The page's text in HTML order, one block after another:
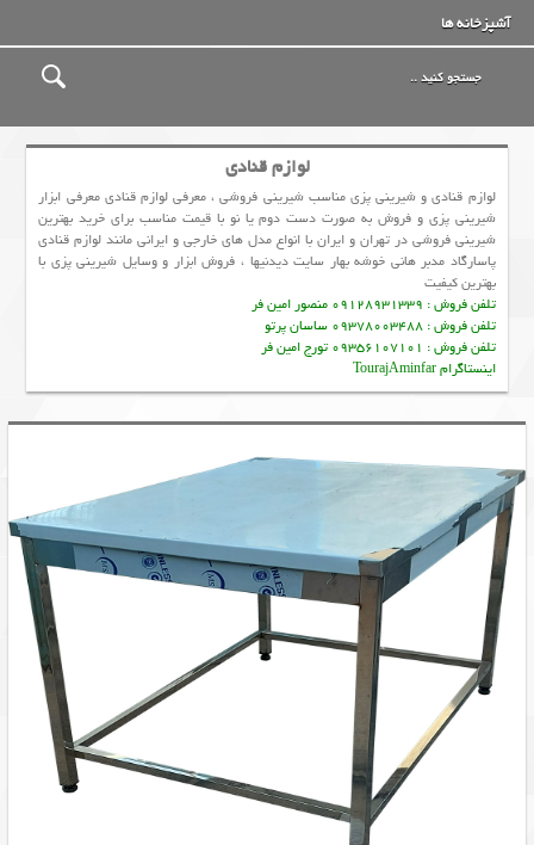
آشپزخانه ها
لوازم قنادی
لوازم قنادی و شیرینی پزی مناسب شیرینی فروشی ، معرفی لوازم قنادی معرفی ابزار
شیرینی پزی و فروش به صورت دست دوم یا نو با قیمت مناسب برای خرید بهترین
شیرینی فروشی در تهران و ایران با انواع مدل های خارجی و ایرانی مانند لوازم قنادی
پاسارگاد مدبر هانی خوشه بهار سایت دیدنیها ، فروش ابزار و وسایل شیرینی پزی با
بهترین کیفیت
تلفن فروش : 09128931339 منصور امین فر
تلفن فروش : 09378003488 ساسان پرتو
تلفن فروش : 09356107101 تورج امین فر
اینستاگرام TourajAminfar